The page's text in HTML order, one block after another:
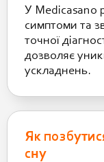
У Medicasano
симптоми та
точної
дозволяє
ускладнень.
Як
сну